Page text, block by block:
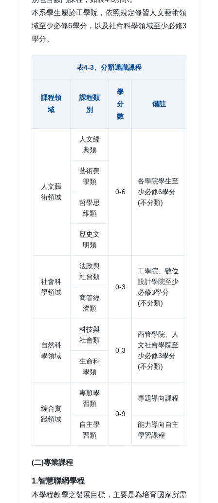
本系學生屬於工學院，依照規定修習人文藝術領
域至少必修6學分，以及社會科學領域至少必修3
學分。
表4-3、分類通識課程
課程領
域
課程類
別
學
分
數
備註
人文藝
術領域
人文經
典類
0-6
各學院學生至
少必修6學分
(不分類)
藝術美
學類
哲學思
維類
歷史文
明類
社會科
學領域
法政與
社會類
0-3
工學院、數位
設計學院至少
必修3學分
(不分類)
商管經
濟類
自然科
學領域
科技與
社會類
0-3
商管學院、人
文社會學院至
少必修3學分
(不分類)
生命科
學類
綜合實
踐領域
專題學
習類
0-9
專題導向課程
自主學
習類
能力導向自主
學習課程
(二)專業課程
1.智慧聯網學程
本學程教學之發展目標，主要是為培育國家所需